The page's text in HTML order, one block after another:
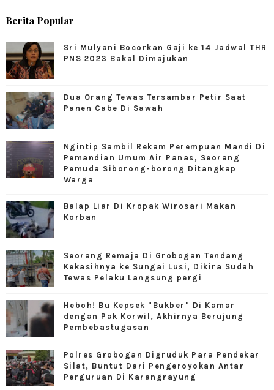
Berita Popular
Sri Mulyani Bocorkan Gaji ke 14 Jadwal THR
PNS 2023 Bakal Dimajukan
Dua Orang Tewas Tersambar Petir Saat
Panen Cabe Di Sawah
Ngintip Sambil Rekam Perempuan Mandi Di
Pemandian Umum Air Panas, Seorang
Pemuda Siborong-borong Ditangkap
Warga
Balap Liar Di Kropak Wirosari Makan
Korban
Seorang Remaja Di Grobogan Tendang
Kekasihnya ke Sungai Lusi, Dikira Sudah
Tewas Pelaku Langsung pergi
Heboh! Bu Kepsek "Bukber" Di Kamar
dengan Pak Korwil, Akhirnya Berujung
Pembebastugasan
Polres Grobogan Digruduk Para Pendekar
Silat, Buntut Dari Pengeroyokan Antar
Perguruan Di Karangrayung